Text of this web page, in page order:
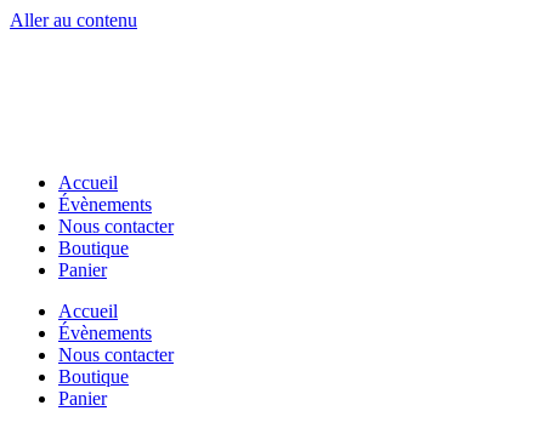
Aller au contenu
Accueil
Évènements
Nous contacter
Boutique
Panier
Accueil
Évènements
Nous contacter
Boutique
Panier